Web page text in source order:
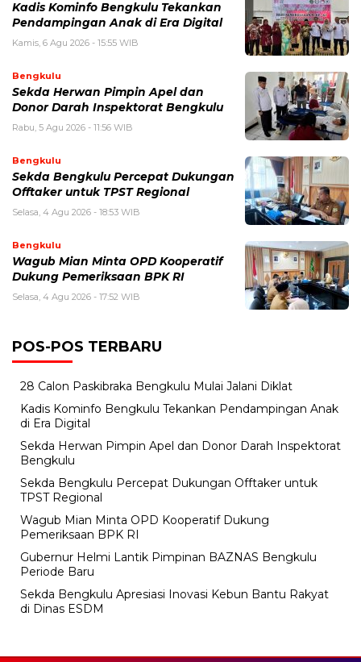
Kadis Kominfo Bengkulu Tekankan
Pendampingan Anak di Era Digital
Kamis, 6 Agu 2026 - 15:55 WIB
Bengkulu
Sekda Herwan Pimpin Apel dan
Donor Darah Inspektorat Bengkulu
Rabu, 5 Agu 2026 - 11:56 WIB
Bengkulu
Sekda Bengkulu Percepat Dukungan
Offtaker untuk TPST Regional
Selasa, 4 Agu 2026 - 18:53 WIB
Bengkulu
Wagub Mian Minta OPD Kooperatif
Dukung Pemeriksaan BPK RI
Selasa, 4 Agu 2026 - 17:52 WIB
POS-POS TERBARU
28 Calon Paskibraka Bengkulu Mulai Jalani Diklat
Kadis Kominfo Bengkulu Tekankan Pendampingan Anak
di Era Digital
Sekda Herwan Pimpin Apel dan Donor Darah Inspektorat
Bengkulu
Sekda Bengkulu Percepat Dukungan Offtaker untuk
TPST Regional
Wagub Mian Minta OPD Kooperatif Dukung
Pemeriksaan BPK RI
Gubernur Helmi Lantik Pimpinan BAZNAS Bengkulu
Periode Baru
Sekda Bengkulu Apresiasi Inovasi Kebun Bantu Rakyat
di Dinas ESDM